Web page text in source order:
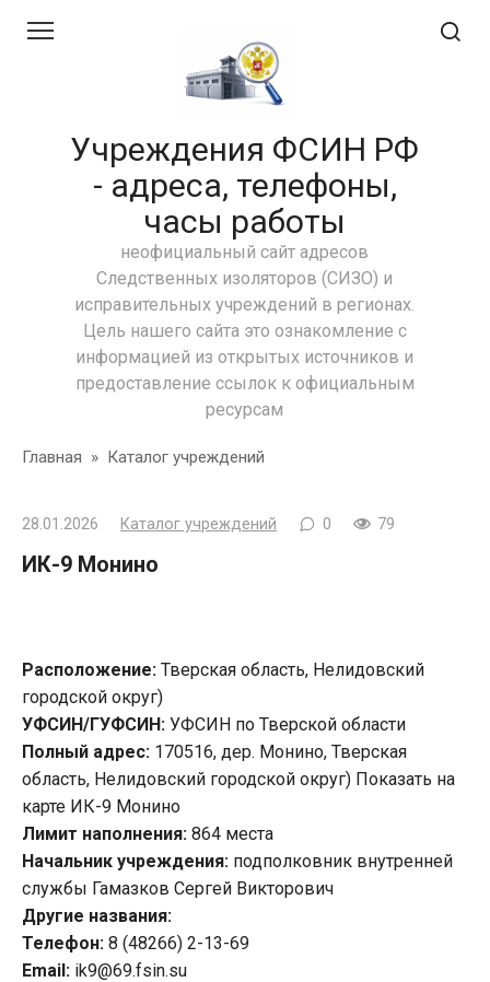
Учреждения ФСИН РФ
- адреса, телефоны,
часы работы
неофициальный сайт адресов
Следственных изоляторов (СИЗО) и
исправительных учреждений в регионах.
Цель нашего сайта это ознакомление с
информацией из открытых источников и
предоставление ссылок к официальным
ресурсам
Главная » Каталог учреждений
28.01.2026 Каталог учреждений 0 79
ИК-9 Монино
Расположение: Тверская область, Нелидовский
городской округ)
УФСИН/ГУФСИН: УФСИН по Тверской области
Полный адрес: 170516, дер. Монино, Тверская
область, Нелидовский городской округ) Показать на
карте ИК-9 Монино
Лимит наполнения: 864 места
Начальник учреждения: подполковник внутренней
службы Гамазков Сергей Викторович
Другие названия:
Телефон: 8 (48266) 2-13-69
Email: ik9@69.fsin.su